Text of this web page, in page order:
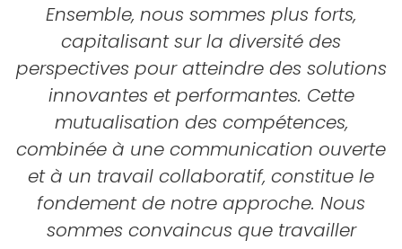
Ensemble, nous sommes plus forts,
capitalisant sur la diversité des
perspectives pour atteindre des solutions
innovantes et performantes. Cette
mutualisation des compétences,
combinée à une communication ouverte
et à un travail collaboratif, constitue le
fondement de notre approche. Nous
sommes convaincus que travailler